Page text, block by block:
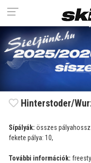
Hinterstoder/
Sípályák: összes
fekete pálya: 10,
További információk: